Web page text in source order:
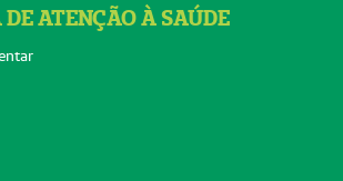
ATENÇÃO À SAÚDE